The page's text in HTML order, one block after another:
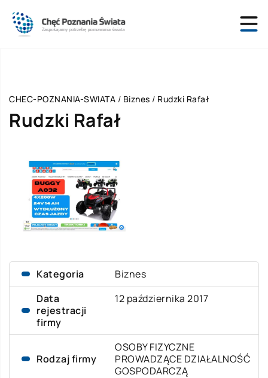
CHEC-POZNANIA-SWIATA / Biznes / Rudzki Rafał
Rudzki Rafał
Kategoria
Biznes
Data
rejestracji
firmy
12 października 2017
Rodzaj firmy
OSOBY FIZYCZNE
PROWADZĄCE DZIAŁALNOŚĆ
GOSPODARCZĄ